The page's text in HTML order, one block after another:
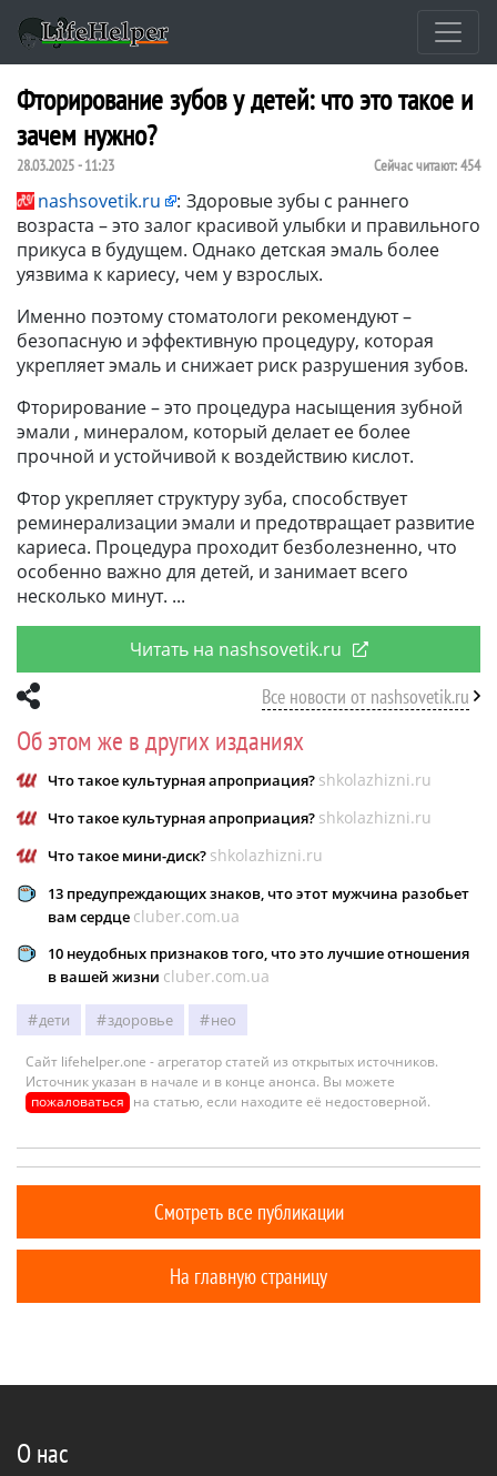
Фторирование зубов у детей: что это такое и
зачем нужно?
28.03.2025 - 11:23 Сейчас читают:454
nashsovetik.ru : Здоровые зубы с раннего
возраста – это залог красивой улыбки и правильного
прикуса в будущем. Однако детская эмаль более
уязвима к кариесу, чем у взрослых.
Именно поэтому стоматологи рекомендуют –
безопасную и эффективную процедуру, которая
укрепляет эмаль и снижает риск разрушения зубов.
Фторирование – это процедура насыщения зубной
эмали , минералом, который делает ее более
прочной и устойчивой к воздействию кислот.
Фтор укрепляет структуру зуба, способствует
реминерализации эмали и предотвращает развитие
кариеса. Процедура проходит безболезненно, что
особенно важно для детей, и занимает всего
несколько минут.
Читать на nashsovetik.ru
Все новости от nashsovetik.ru
Об этом же в других изданиях
Что такое культурная апроприация? shkolazhizni.ru
Что такое культурная апроприация? shkolazhizni.ru
Что такое мини-диск? shkolazhizni.ru
13 предупреждающих знаков, что этот мужчина разобьет
вам сердце cluber.com.ua
10 неудобных признаков того, что это лучшие отношения
в вашей жизни cluber.com.ua
дети здоровье нео
Сайт lifehelper.one - агрегатор статей из открытых источников.
Источник указан в начале и в конце анонса. Вы можете
пожаловаться на статью, если находите её недостоверной.
Смотреть все публикации
На главную страницу
О нас